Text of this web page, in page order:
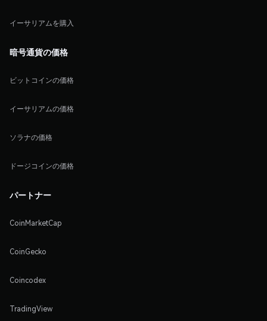
イーサリアムを購入
暗号通貨の価格
ビットコインの価格
イーサリアムの価格
ソラナの価格
ドージコインの価格
パートナー
CoinMarketCap
CoinGecko
Coincodex
TradingView